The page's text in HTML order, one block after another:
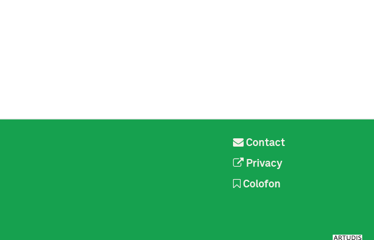
Contact
Privacy
Colofon